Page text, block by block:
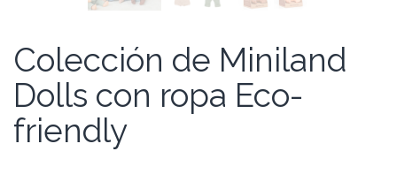
Colección de Miniland
Dolls con ropa Eco-
friendly